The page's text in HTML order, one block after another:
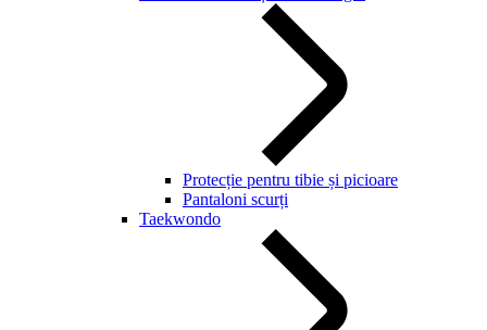
Protecție pentru tibie și picioare
Pantaloni scurți
Taekwondo